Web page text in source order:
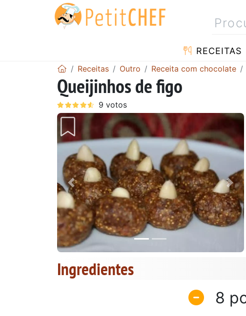
RECEITAS
Receitas Outro Receita com chocolate
Queijinhos de figo
Anterior Next
Ingredientes
8